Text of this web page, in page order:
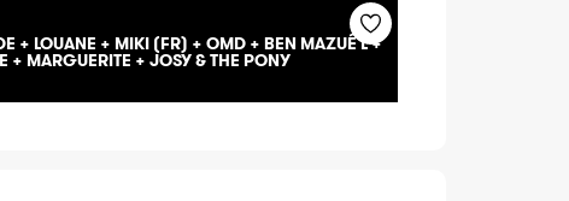
+ LOUANE + MIKI (FR) + OMD + BEN MAZUÉ L +
+ MARGUERITE + JOSY & THE PONY